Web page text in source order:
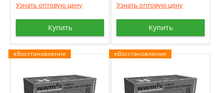
Узнать оптовую цену
Купить
Узнать оптовую цену
Купить
еВосстановление еВосстановление